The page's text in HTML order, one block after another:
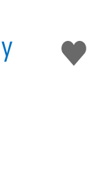
Me
gusta